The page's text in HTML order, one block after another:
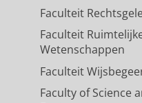
Faculteit
Faculteit
Wetenschappen
Faculteit
Faculty of Science